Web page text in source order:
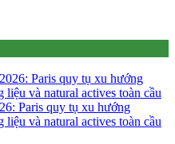
Paris quy tụ xu hướng
và natural actives toàn cầu